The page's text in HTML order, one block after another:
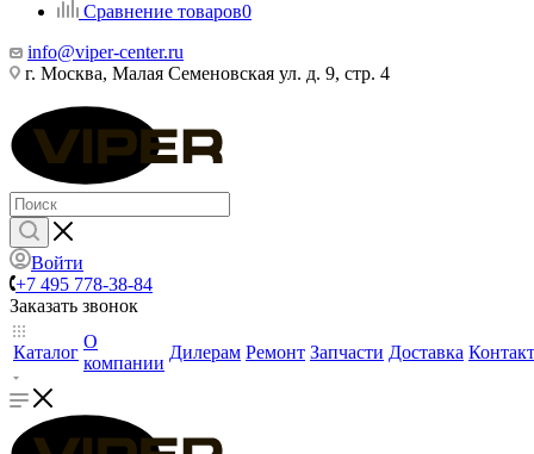
Сравнение товаров0
info@viper-center.ru
г. Москва, Малая Семеновская ул. д. 9, стр. 4
Войти
+7 495 778-38-84
Заказать звонок
Каталог
О
компании
Дилерам Ремонт Запчасти Доставка